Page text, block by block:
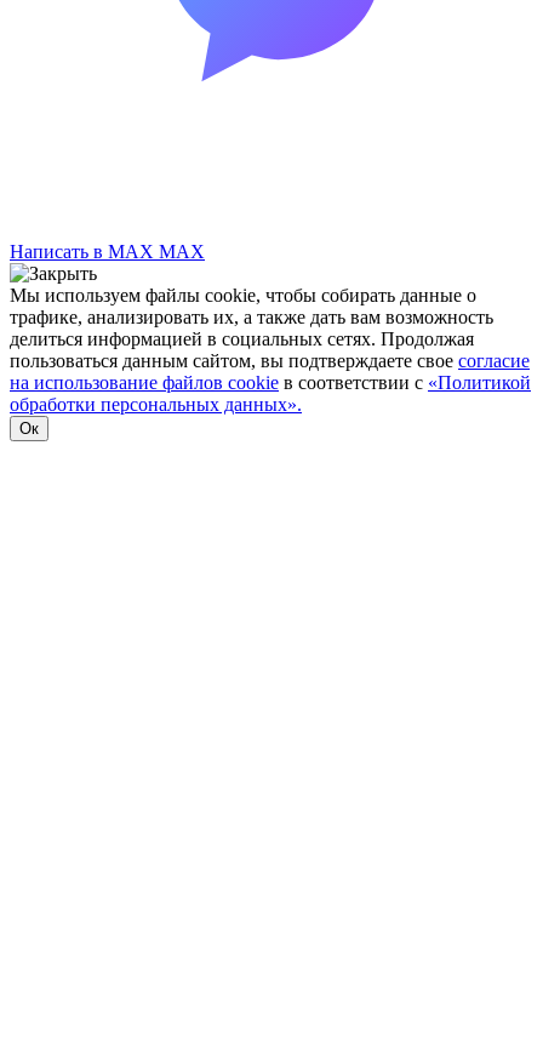
Написать в MAX MAX
Мы используем файлы cookie, чтобы собирать данные о
трафике, анализировать их, а также дать вам возможность
делиться информацией в социальных сетях. Продолжая
пользоваться данным сайтом, вы подтверждаете свое согласие
на использование файлов cookie в соответствии с «Политикой
обработки персональных данных».
Ок